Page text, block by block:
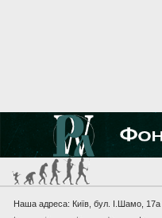
Наша адреса: Київ, бул. I.Шамо, 17а